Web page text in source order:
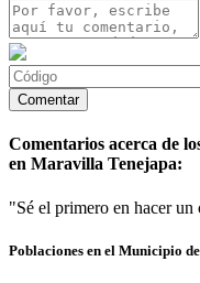
Comentarios acerca de
en Maravilla Tenejapa:
"Sé el primero en hacer un
Poblaciones en el Municipio